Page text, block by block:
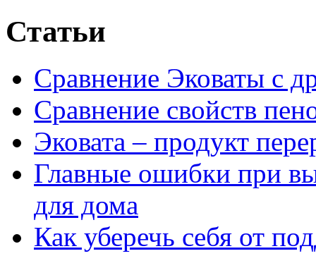
Статьи
Сравнение Эковаты с
Сравнение свойств
Эковата – продукт
Главные ошибки при
для дома
Как уберечь себя от